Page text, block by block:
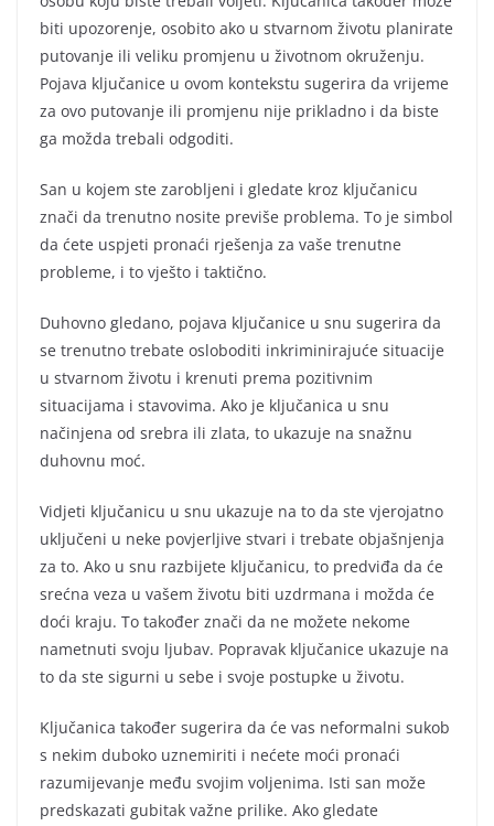
biti upozorenje, osobito ako u stvarnom životu planirate
putovanje ili veliku promjenu u životnom okruženju.
Pojava ključanice u ovom kontekstu sugerira da vrijeme
za ovo putovanje ili promjenu nije prikladno i da biste
ga možda trebali odgoditi.
San u kojem ste zarobljeni i gledate kroz ključanicu
znači da trenutno nosite previše problema. To je simbol
da ćete uspjeti pronaći rješenja za vaše trenutne
probleme, i to vješto i taktično.
Duhovno gledano, pojava ključanice u snu sugerira da
se trenutno trebate osloboditi inkriminirajuće situacije
u stvarnom životu i krenuti prema pozitivnim
situacijama i stavovima. Ako je ključanica u snu
načinjena od srebra ili zlata, to ukazuje na snažnu
duhovnu moć.
Vidjeti ključanicu u snu ukazuje na to da ste vjerojatno
uključeni u neke povjerljive stvari i trebate objašnjenja
za to. Ako u snu razbijete ključanicu, to predviđa da će
srećna veza u vašem životu biti uzdrmana i možda će
doći kraju. To također znači da ne možete nekome
nametnuti svoju ljubav. Popravak ključanice ukazuje na
to da ste sigurni u sebe i svoje postupke u životu.
Ključanica također sugerira da će vas neformalni sukob
s nekim duboko uznemiriti i nećete moći pronaći
razumijevanje među svojim voljenima. Isti san može
predskazati gubitak važne prilike. Ako gledate